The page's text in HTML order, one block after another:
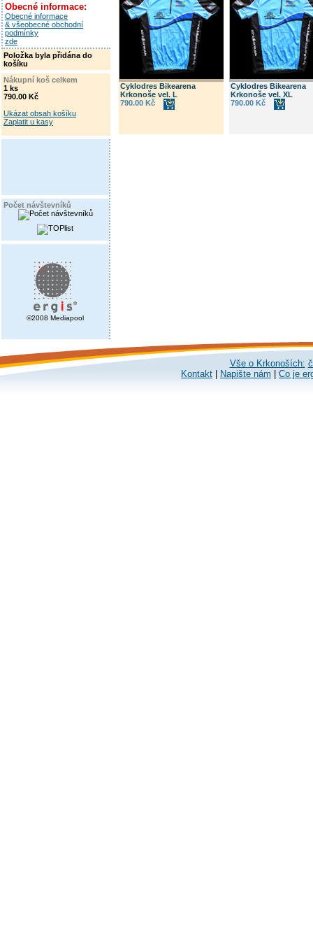
Obecné informace:
Obecné informace
& všeobecné obchodní
podmínky
zde
Položka byla přidána do
košíku
Nákupní koš celkem
1 ks
790.00 Kč
Ukázat obsah košíku
Zaplatit u kasy
Počet návštevníků
©2008 Mediapool
Cyklodres Bikearena
Krkonoše vel. L
790.00 Kč
Cyklodres Bikearena
Krkonoše vel. XL
790.00 Kč
Vše o Krkonoších:
Kontakt
Napište nám Co je